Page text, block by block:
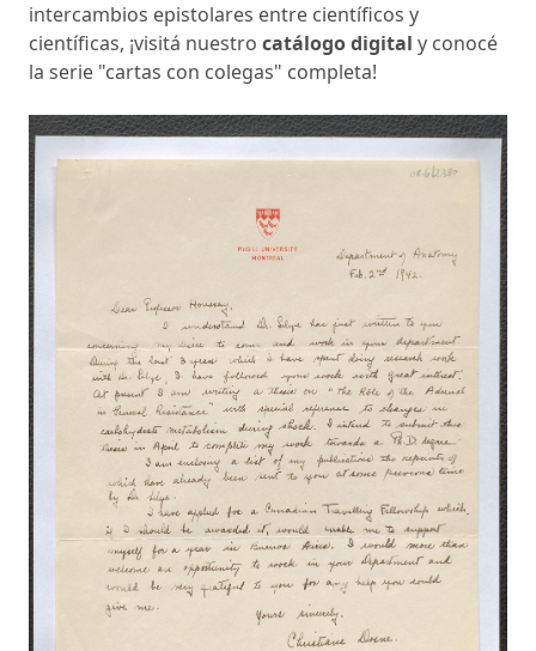
intercambios epistolares entre científicos y
científicas, ¡visitá nuestro catálogo digital y conocé
la serie "cartas con colegas" completa!